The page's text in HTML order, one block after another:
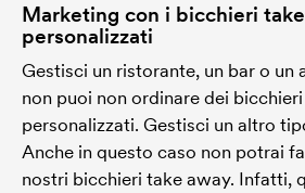
Marketing con i bicchieri
personalizzati
Gestisci un ristorante, un bar o un
non puoi non ordinare dei
personalizzati. Gestisci un altro
Anche in questo caso non potrai
nostri bicchieri take away. Infatti,